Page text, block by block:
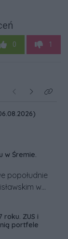
0 1
Poprzednie
NastępneKliknij
w Śremie.
popołudnie
w
się
roku. ZUS i
portfele